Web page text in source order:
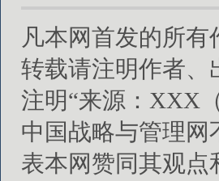
凡本网首发的所
转载请注明作者、
注明“来源：XXX
中国战略与管理网
表本网赞同其观点